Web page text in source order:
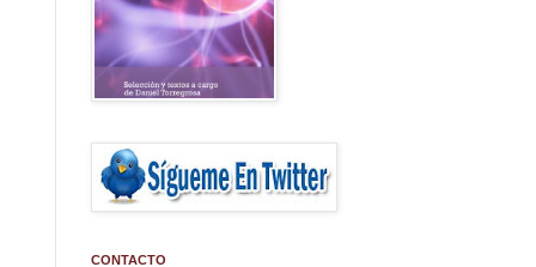
CONTACTO